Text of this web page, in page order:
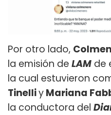
Por otro lado,
la emisión de LAM de
la cual estuvieron
TinelliyMariana
la conductora del